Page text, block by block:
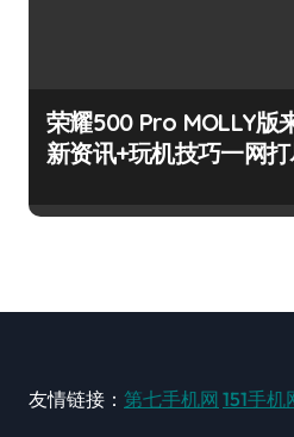
荣耀500 Pro MOLLY版
新资讯+玩机技巧一网
友情链接： 第七手机网 151手机